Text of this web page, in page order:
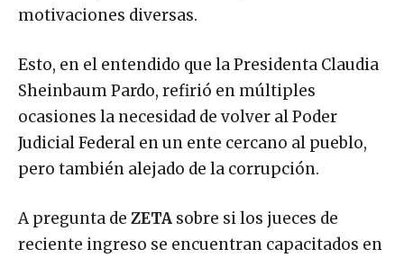
motivaciones diversas.
Esto, en el entendido que la Presidenta Claudia
Sheinbaum Pardo, refirió en múltiples
ocasiones la necesidad de volver al Poder
Judicial Federal en un ente cercano al pueblo,
pero también alejado de la corrupción.
A pregunta de ZETA sobre si los jueces de
reciente ingreso se encuentran capacitados en